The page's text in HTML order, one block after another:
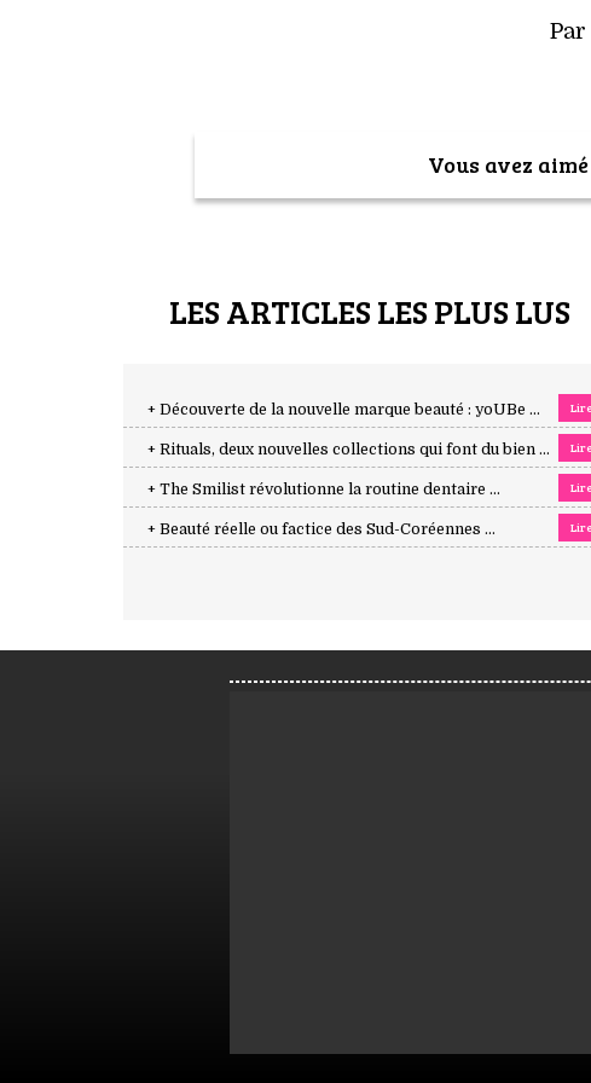
Vous avez
LES ARTICLES LES PLUS LUS
+ Découverte de la nouvelle marque beauté : yoUBe ... Lire
+ Rituals, deux nouvelles collections qui font du bien ... Lire
+ The Smilist révolutionne la routine dentaire ... Lire
+ Beauté réelle ou factice des Sud-Coréennes ... Lire